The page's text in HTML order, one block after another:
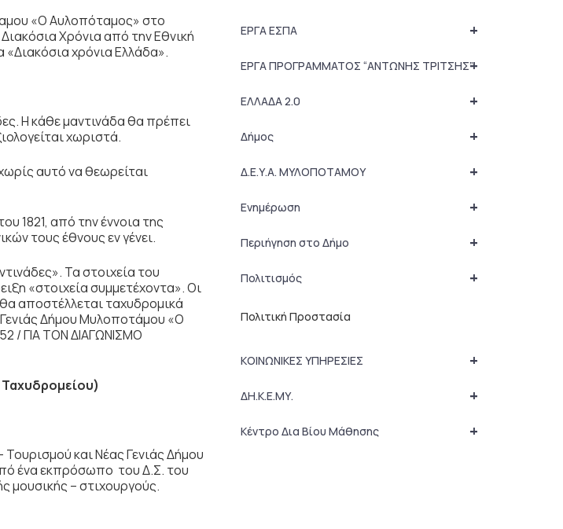
«Ο Αυλοπόταμος» στο
Χρόνια από την Εθνική
χρόνια Ελλάδα».
Η κάθε μαντινάδα θα πρέπει
χωριστά.
αυτό να θεωρείται
1821, από την έννοια της
τους έθνους εν γένει.
Τα στοιχεία του
«στοιχεία συμμετέχοντα». Οι
αποστέλλεται ταχυδρομικά
Δήμου Μυλοποτάμου «Ο
/ ΓΙΑ ΤΟΝ ΔΙΑΓΩΝΙΣΜΟ
Ταχυδρομείου)
και Νέας Γενιάς Δήμου
ένα εκπρόσωπο του Δ.Σ. του
μουσικής – στιχουργούς.
+
ΕΡΓΑ ΕΣΠΑ
+
ΕΡΓΑ ΠΡΟΓΡΑΜΜΑΤΟΣ “ΑΝΤΩΝΗΣ ΤΡΙΤΣΗΣ”
+
ΕΛΛΑΔΑ 2.0
+
Δήμος
+
Δ.Ε.Υ.Α. ΜΥΛΟΠΟΤΑΜΟΥ
+
Ενημέρωση
+
Περιήγηση στο Δήμο
+
Πολιτισμός
Πολιτική Προστασία
+
ΚΟΙΝΩΝΙΚΕΣ ΥΠΗΡΕΣΙΕΣ
+
ΔΗ.Κ.Ε.ΜΥ.
+
Κέντρο Δια Βίου Μάθησης